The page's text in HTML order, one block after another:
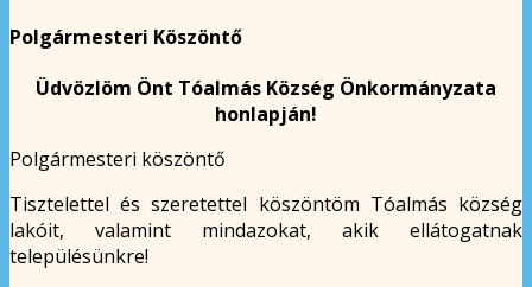
Polgármesteri Köszöntő
Üdvözlöm Önt Tóalmás Község Önkormányzata
honlapján!
Polgármesteri köszöntő
Tisztelettel és szeretettel köszöntöm Tóalmás község
lakóit, valamint mindazokat, akik ellátogatnak
településünkre!